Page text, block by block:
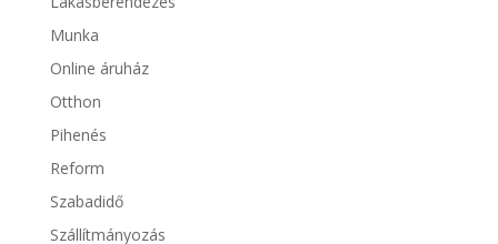
Munka
Online áruház
Otthon
Pihenés
Reform
Szabadidő
Szállítmányozás